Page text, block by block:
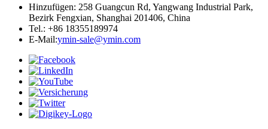
Hinzufügen: 258 Guangcun Rd, Yangwang Industrial Park,
Bezirk Fengxian, Shanghai 201406, China
Tel.: +86 18355189974
E-Mail:ymin-sale@ymin.com